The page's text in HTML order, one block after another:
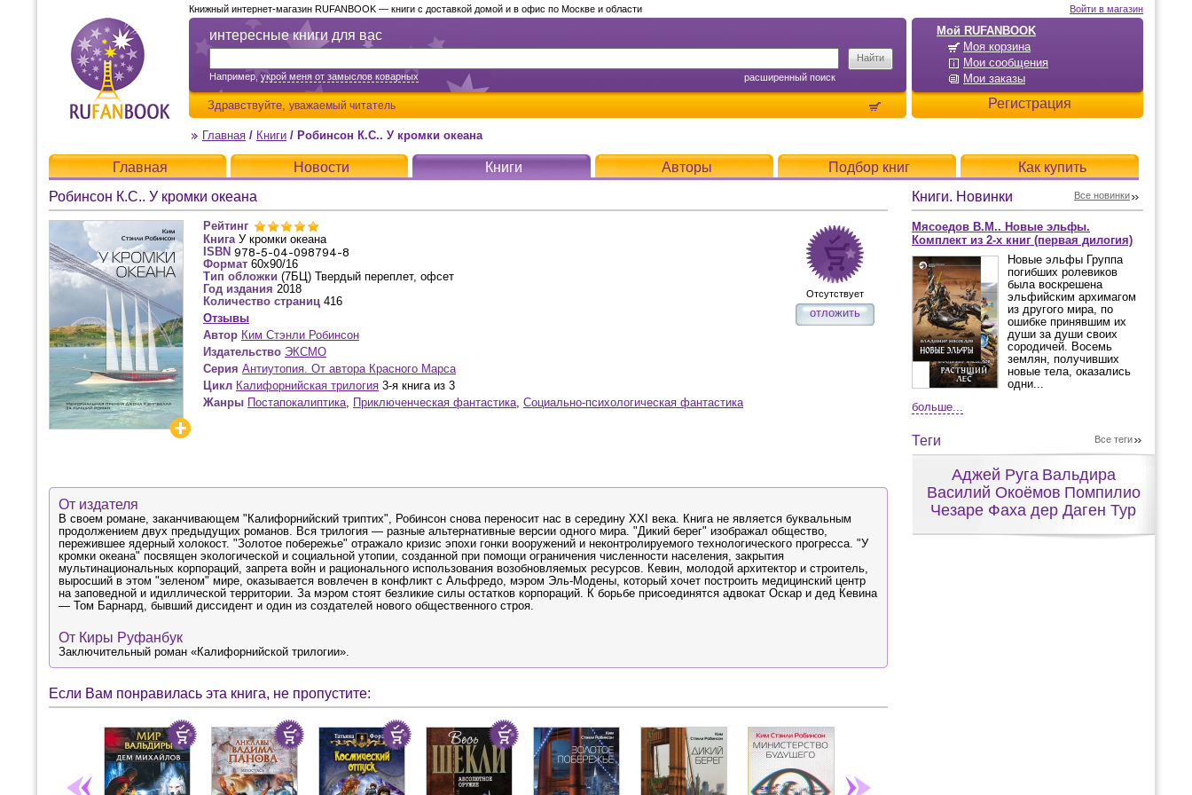
Мой RUFANBOOK
Моя корзина
Мои сообщения
Мои заказы
Регистрация
Войти в магазин
интересные книги для вас
Например,укрой меня от замыслов коварных расширенный поиск
Здравствуйте, уважаемый читатель
Книжный интернет-магазин RUFANBOOK — книги с доставкой домой и в офис по Москве и области
Главная / Книги / Робинсон К.С.. У кромки океана
Главная Новости Книги Авторы Подбор книг
Как купить
Робинсон К.С.. У кромки океана
Рейтинг
Книга У кромки океана
ISBN
Формат 60x90/16
Тип обложки (7БЦ) Твердый переплет, офсет
Год издания 2018
Количество страниц 416
Отзывы
Автор Ким Стэнли Робинсон
Издательство ЭКСМО
Серия Антиутопия. От автора Красного Марса
Цикл Калифорнийская трилогия 3-я книга из 3
Жанры Постапокалиптика, Приключенческая фантастика, Социально-психологическая фантастика
Отсутствует
отложить
От издателя
В своем романе, заканчивающем "Калифорнийский триптих", Робинсон снова переносит нас в середину XXI века. Книга не является буквальным
продолжением двух предыдущих романов. Вся трилогия — разные альтернативные версии одного мира. "Дикий берег" изображал общество,
пережившее ядерный холокост. "Золотое побережье" отражало кризис эпохи гонки вооружений и неконтролируемого технологического прогресса. "У
кромки океана" посвящен экологической и социальной утопии, созданной при помощи ограничения численности населения, закрытия
мультинациональных корпораций, запрета войн и рационального использования возобновляемых ресурсов. Кевин, молодой архитектор и строитель,
выросший в этом "зеленом" мире, оказывается вовлечен в конфликт с Альфредо, мэром Эль-Модены, который хочет построить медицинский центр
на заповедной и идиллической территории. За мэром стоят безликие силы остатков корпораций. К борьбе присоединятся адвокат Оскар и дед Кевина
— Том Барнард, бывший диссидент и один из создателей нового общественного строя.
От Киры Руфанбук
Заключительный роман «Калифорнийской трилогии».
Если Вам понравилась эта книга, не пропустите:
Книги. Новинки Все новинки
Мясоедов В.М.. Новые эльфы.
Комплект из 2-х книг (первая дилогия)
Новые эльфы Группа
погибших ролевиков
была воскрешена
эльфийским архимагом
из другого мира, по
ошибке принявшим их
души за души своих
сородичей. Восемь
землян, получивших
новые тела, оказались
одни...
больше...
Теги Все теги
Аджей Руга Вальдира
Василий Окоёмов Помпилио
Чезаре Фаха дер Даген Тур